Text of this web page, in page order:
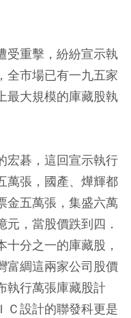
受重擊，紛紛宣示執
全市場已有一九五家
最大規模的庫藏股執
宏碁，這回宣示執行
萬張，國產、燁輝都
金五萬張，集盛六萬
，當股價跌到四．
分之一的庫藏股，
富綢這兩家公司股價
執行萬張庫藏股計
Ｃ設計的聯發科更是